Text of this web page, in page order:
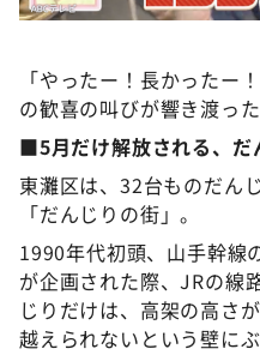
「やったー！長かったー
の歓喜の叫びが響き渡った
■5月だけ解放される、だ
東灘区は、32台ものだん
「だんじりの街」。
1990年代初頭、山手幹線
が企画された際、JRの線
じりだけは、高架の高さ
越えられないという壁に